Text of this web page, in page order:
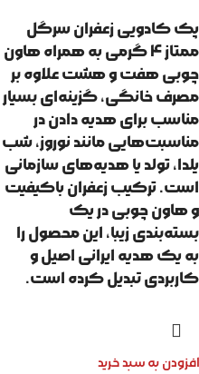
پک کادویی زعفران سرگل
ممتاز ۴ گرمی به همراه هاون
چوبی هفت و هشتعلاوه بر
مصرف خانگی، گزینه‌ای بسیار
مناسب برای هدیه دادن در
مناسبت‌هایی مانند نوروز، شب
یلدا، تولد یا هدیه‌های سازمانی
است. ترکیب زعفران باکیفیت
و هاون چوبی در یک
بسته‌بندی زیبا، این محصول را
به یک هدیه ایرانی اصیل و
کاربردی تبدیل کرده است.
افزودن به سبد خرید